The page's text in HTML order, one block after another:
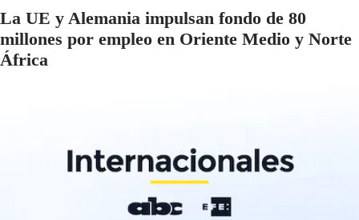
La UE y Alemania impulsan fondo de 80
millones por empleo en Oriente Medio y Norte
África